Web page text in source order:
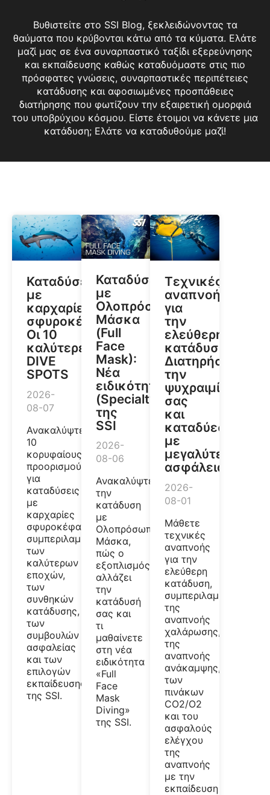
Βυθιστείτε στο SSI Blog, ξεκλειδώνοντας τα
θαύματα που κρύβονται κάτω από τα κύματα. Ελάτε
μαζί μας σε ένα συναρπαστικό ταξίδι εξερεύνησης
και εκπαίδευσης καθώς καταδυόμαστε στις πιο
πρόσφατες γνώσεις, συναρπαστικές περιπέτειες
κατάδυσης και αφοσιωμένες προσπάθειες
διατήρησης που φωτίζουν την εξαιρετική ομορφιά
του υποβρύχιου κόσμου. Είστε έτοιμοι να κάνετε μια
κατάδυση; Ελάτε να καταδυθούμε μαζί!
Καταδύσεις
με
καρχαρίες
σφυροκέφαλους:
Οι 10
καλύτερες
DIVE
SPOTS
2026-
08-07
Ανακαλύψτε
10
κορυφαίους
προορισμούς
για
καταδύσεις
με
καρχαρίες
σφυροκέφαλους,
συμπεριλαμβανομένων
των
καλύτερων
εποχών,
των
συνθηκών
κατάδυσης,
των
συμβουλών
ασφαλείας
και των
επιλογών
εκπαίδευσης
της SSI.
Καταδύσεις
με
Ολοπρόσωπη
Μάσκα
(Full
Face
Mask):
Νέα
ειδικότητα
(Specialty)
της
SSI
2026-
08-06
Ανακαλύψτε
την
κατάδυση
με
Ολοπρόσωπη
Μάσκα,
πώς ο
εξοπλισμός
αλλάζει
την
κατάδυσή
σας και
τι
μαθαίνετε
στη νέα
ειδικότητα
«Full
Face
Mask
Diving»
της SSI.
Τεχνικές
αναπνοής
για
την
ελεύθερη
κατάδυση:
Διατηρήστε
την
ψυχραιμία
σας
και
καταδύεστε
με
μεγαλύτερη
ασφάλεια
2026-
08-01
Μάθετε
τεχνικές
αναπνοής
για την
ελεύθερη
κατάδυση,
της
αναπνοής
χαλάρωσης,
της
αναπνοής
ανάκαμψης,
των
πινάκων
CO2/O2
και του
ασφαλούς
ελέγχου
της
αναπνοής
με την
εκπαίδευση